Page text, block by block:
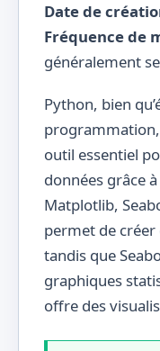
Date de
Fréquence de
généralement
Python, bien
programmation,
outil essentiel
données grâce
Matplotlib,
permet de créer
tandis que
graphiques
offre des